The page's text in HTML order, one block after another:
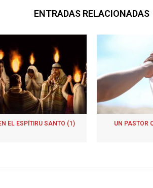
ENTRADAS RELACIONADAS
EL ESPÍTIRU SANTO (1) UN PASTOR